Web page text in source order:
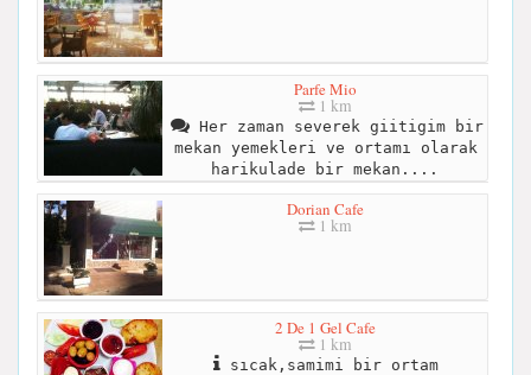
Parfe Mio
1 km
Her zaman severek giitigim bir
mekan yemekleri ve ortamı olarak
harikulade bir mekan....
Dorian Cafe
1 km
2 De 1 Gel Cafe
1 km
sıcak,samimi bir ortam